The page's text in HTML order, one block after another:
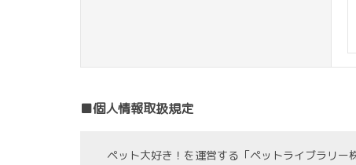
■個人情報取扱規定
ペット大好き！を運営する「ペットライブラリー